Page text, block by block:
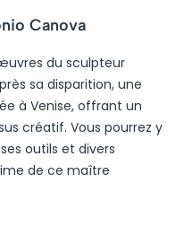
Canova
du sculpteur
sa disparition, une
à Venise, offrant un
créatif. Vous pourrez y
outils et divers
de ce maître